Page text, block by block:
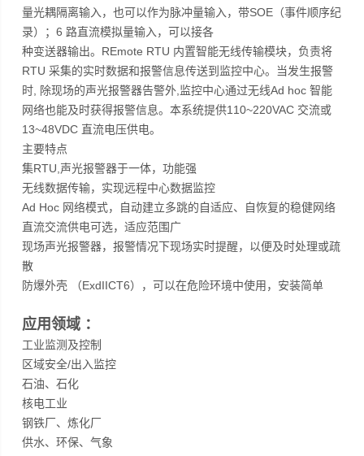
量光耦隔离输入，也可以作为脉冲量输入，带SOE（事件顺序纪
录）；6 路直流模拟量输入，可以接各
种变送器输出。REmote RTU 内置智能无线传输模块，负责将
RTU 采集的实时数据和报警信息传送到监控中心。当发生报警
时, 除现场的声光报警器告警外,监控中心通过无线Ad hoc 智能
网络也能及时获得报警信息。本系统提供110~220VAC 交流或
13~48VDC 直流电压供电。
主要特点
集RTU,声光报警器于一体，功能强
无线数据传输，实现远程中心数据监控
Ad Hoc 网络模式，自动建立多跳的自适应、自恢复的稳健网络
直流交流供电可选，适应范围广
现场声光报警器，报警情况下现场实时提醒，以便及时处理或疏
散
防爆外壳 （ExdIICT6），可以在危险环境中使用，安装简单
应用领域 ：
工业监测及控制
区域安全/出入监控
石油、石化
核电工业
钢铁厂、炼化厂
供水、环保、气象